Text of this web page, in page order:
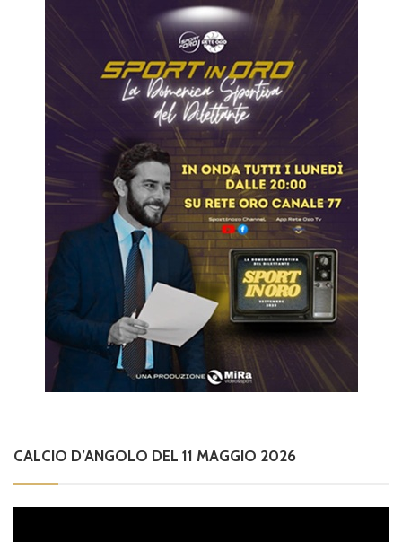
CALCIO D’ANGOLO DEL 11 MAGGIO 2026